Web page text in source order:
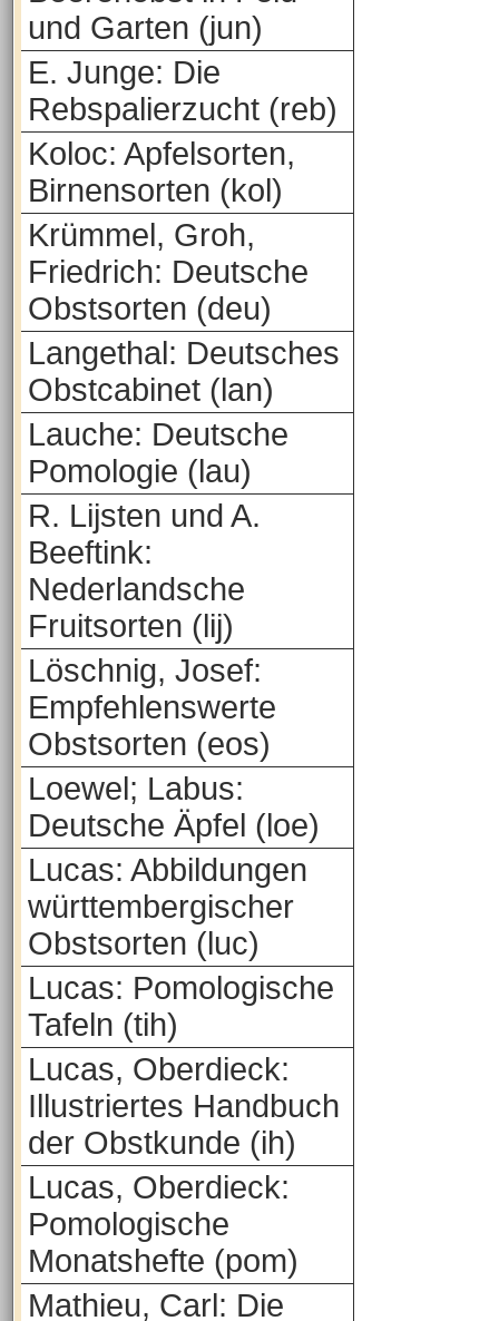
und Garten (jun)
E. Junge: Die
Rebspalierzucht (reb)
Koloc: Apfelsorten,
Birnensorten (kol)
Krümmel, Groh,
Friedrich: Deutsche
Obstsorten (deu)
Langethal: Deutsches
Obstcabinet (lan)
Lauche: Deutsche
Pomologie (lau)
R. Lijsten und A.
Beeftink:
Nederlandsche
Fruitsorten (lij)
Löschnig, Josef:
Empfehlenswerte
Obstsorten (eos)
Loewel; Labus:
Deutsche Äpfel (loe)
Lucas: Abbildungen
württembergischer
Obstsorten (luc)
Lucas: Pomologische
Tafeln (tih)
Lucas, Oberdieck:
Illustriertes Handbuch
der Obstkunde (ih)
Lucas, Oberdieck:
Pomologische
Monatshefte (pom)
Mathieu, Carl: Die